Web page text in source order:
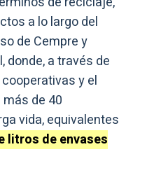
a lo largo del
de Cempre y
donde, a través de
y el
de 40
vida, equivalentes
litros de envases